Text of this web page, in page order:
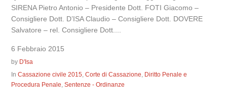
SIRENA Pietro Antonio – Presidente Dott. FOTI Giacomo –
Consigliere Dott. D’ISA Claudio – Consigliere Dott. DOVERE
Salvatore – rel. Consigliere Dott....
6 Febbraio 2015
by D'Isa
InCassazione civile 2015,Corte di Cassazione, Diritto Penale e
Procedura Penale,Sentenze - Ordinanze